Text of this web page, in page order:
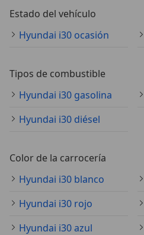
Estado del vehículo
Hyundai i30 ocasión
Tipos de combustible
Hyundai i30 gasolina
Hyundai i30 diésel
Color de la carrocería
Hyundai i30 blanco
Hyundai i30 rojo
Hyundai i30 azul